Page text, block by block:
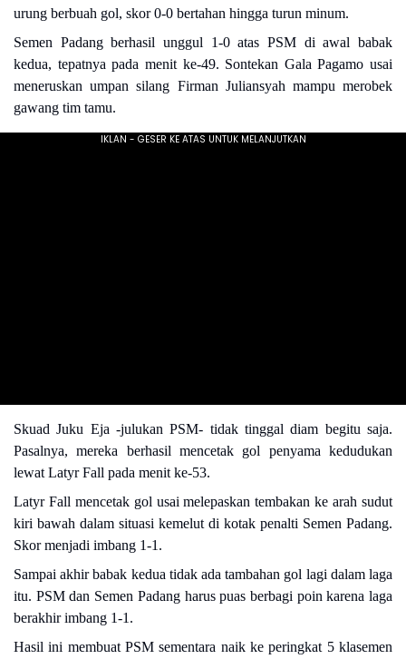
urung berbuah gol, skor 0-0 bertahan hingga turun minum.
Semen Padang berhasil unggul 1-0 atas PSM di awal babak
kedua, tepatnya pada menit ke-49. Sontekan Gala Pagamo usai
meneruskan umpan silang Firman Juliansyah mampu merobek
gawang tim tamu.
Skuad Juku Eja -julukan PSM- tidak tinggal diam begitu saja.
Pasalnya, mereka berhasil mencetak gol penyama kedudukan
lewat Latyr Fall pada menit ke-53.
Latyr Fall mencetak gol usai melepaskan tembakan ke arah sudut
kiri bawah dalam situasi kemelut di kotak penalti Semen Padang.
Skor menjadi imbang 1-1.
Sampai akhir babak kedua tidak ada tambahan gol lagi dalam laga
itu. PSM dan Semen Padang harus puas berbagi poin karena laga
berakhir imbang 1-1.
Hasil ini membuat PSM sementara naik ke peringkat 5 klasemen